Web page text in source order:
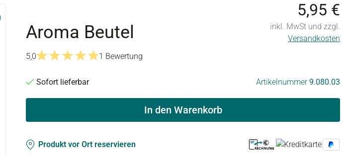
Aroma Beutel
5,0
1 Bewertung
5,95 €
inkl. MwSt und zzgl.
Versandkosten
Sofort lieferbar Artikelnummer9.080.03
In den Warenkorb
Produkt vor Ort reservieren